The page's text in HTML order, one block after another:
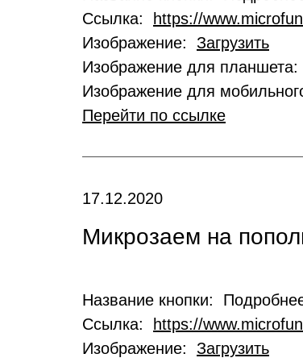
Ссылка:
https://
Изображение: Загрузить
Изображение для планшета:
Изображение для
Перейти по ссылке
17.12.2020
Микрозаем на
Название кнопки:
Ссылка:
https://
Изображение: Загрузить